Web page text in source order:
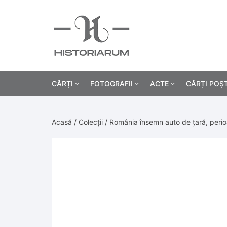
CĂRȚI FOTOGRAFII ACTE CĂRȚI
Acasă / Colecții / România însemn auto de țară,